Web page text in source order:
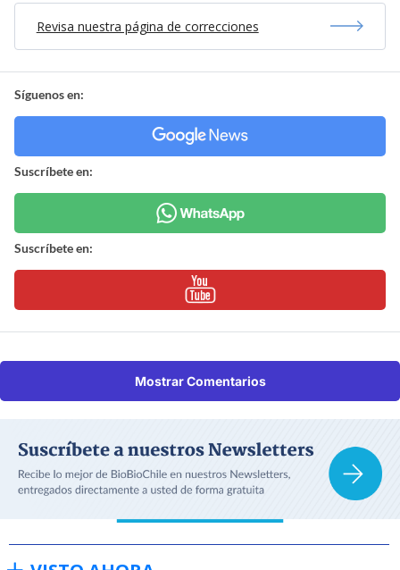
Revisa nuestra página de correcciones
Síguenos en:
Suscríbete en:
Suscríbete en:
Mostrar Comentarios